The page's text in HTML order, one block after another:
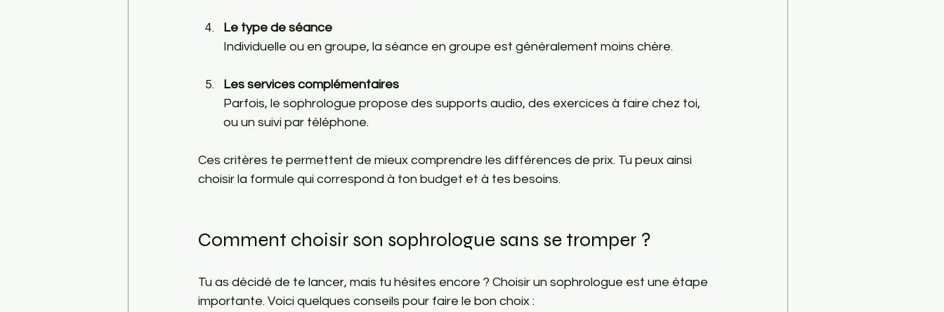
Le type de séance
Individuelle ou en groupe, la séance en groupe est généralement moins chère.
Les services complémentaires
Parfois, le sophrologue propose des supports audio, des exercices à faire chez toi,
ou un suivi par téléphone.
Ces critères te permettent de mieux comprendre les différences de prix. Tu peux ainsi
choisir la formule qui correspond à ton budget et à tes besoins.
Comment choisir son sophrologue sans se tromper ?
Tu as décidé de te lancer, mais tu hésites encore ? Choisir un sophrologue est une étape
importante. Voici quelques conseils pour faire le bon choix :